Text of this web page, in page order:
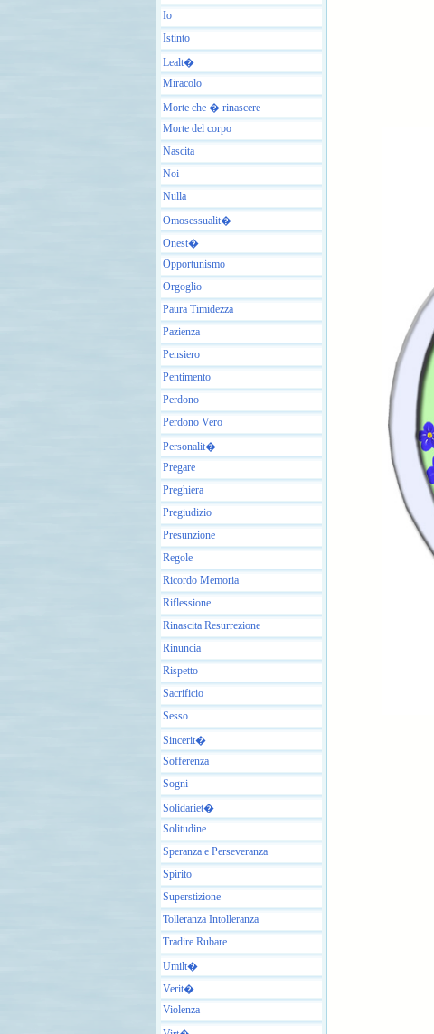
Io
Istinto
Lealt�
Miracolo
Morte che � rinascere
Morte del corpo
Nascita
Noi
Nulla
Omosessualit�
Onest�
Opportunismo
Orgoglio
Paura Timidezza
Pazienza
Pensiero
Pentimento
Perdono
Perdono Vero
Personalit�
Pregare
Preghiera
Pregiudizio
Presunzione
Regole
Ricordo Memoria
Riflessione
Rinascita Resurrezione
Rinuncia
Rispetto
Sacrificio
Sesso
Sincerit�
Sofferenza
Sogni
Solidariet�
Solitudine
Speranza e Perseveranza
Spirito
Superstizione
Tolleranza Intolleranza
Tradire Rubare
Umilt�
Verit�
Violenza